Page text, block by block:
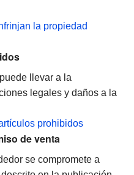
la propiedad
llevar a la
legales y daños a la
prohibidos
de venta
se compromete a